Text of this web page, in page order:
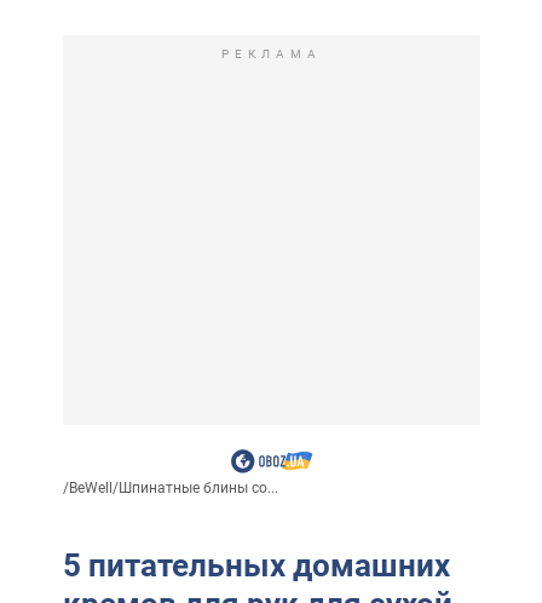
РЕКЛАМА
/BeWell/Шпинатные блины со...
5 питательных домашних